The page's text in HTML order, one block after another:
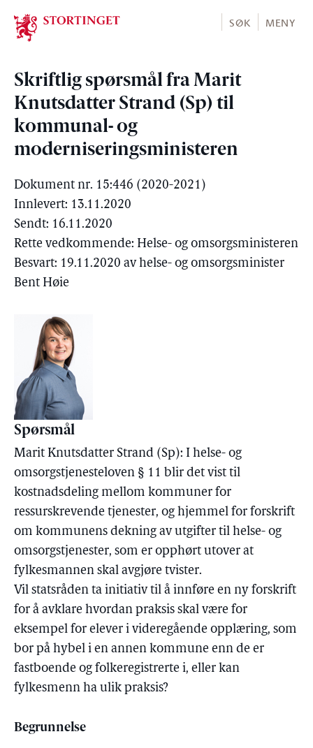
Stortinget.no
SØK MENY
Skriftlig spørsmål fra Marit
Knutsdatter Strand (Sp) til
kommunal- og
moderniseringsministeren
Dokument nr. 15:446 (2020-2021)
Innlevert: 13.11.2020
Sendt: 16.11.2020
Rette vedkommende: Helse- og omsorgsministeren
Besvart: 19.11.2020 av helse- og omsorgsminister
Bent Høie
Spørsmål
Marit Knutsdatter Strand (Sp): I helse- og
omsorgstjenesteloven § 11 blir det vist til
kostnadsdeling mellom kommuner for
ressurskrevende tjenester, og hjemmel for forskrift
om kommunens dekning av utgifter til helse- og
omsorgstjenester, som er opphørt utover at
fylkesmannen skal avgjøre tvister.
Vil statsråden ta initiativ til å innføre en ny forskrift
for å avklare hvordan praksis skal være for
eksempel for elever i videregående opplæring, som
bor på hybel i en annen kommune enn de er
fastboende og folkeregistrerte i, eller kan
fylkesmenn ha ulik praksis?
Begrunnelse